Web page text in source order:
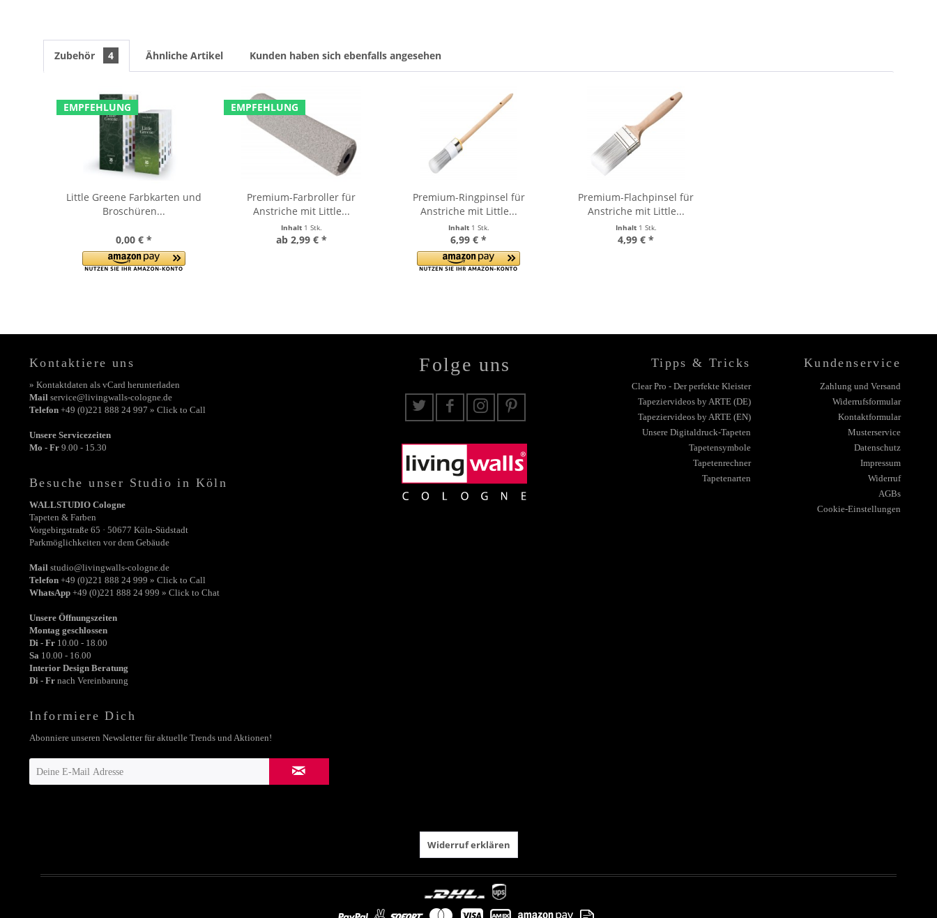
Zubehör 4 Ähnliche Artikel Kunden haben sich ebenfalls angesehen
EMPFEHLUNG
Little Greene Farbkarten und
Broschüren...
0,00 € *
EMPFEHLUNG
Premium-Farbroller für
Anstriche mit Little...
Inhalt 1 Stk.
ab 2,99 € *
Premium-Ringpinsel für
Anstriche mit Little...
Inhalt 1 Stk.
6,99 € *
Premium-Flachpinsel für
Anstriche mit Little...
Inhalt 1 Stk.
4,99 € *
Kontaktiere uns
» Kontaktdaten als vCard herunterladen
Mail service@livingwalls-cologne.de
Telefon +49 (0)221 888 24 997 » Click to Call
Unsere Servicezeiten
Mo - Fr 9.00 - 15.30
Besuche unser Studio in Köln
WALLSTUDIO Cologne
Tapeten & Farben
Vorgebirgstraße 65 · 50677 Köln-Südstadt
Parkmöglichkeiten vor dem Gebäude
Mail studio@livingwalls-cologne.de
Telefon +49 (0)221 888 24 999 » Click to Call
WhatsApp +49 (0)221 888 24 999 » Click to Chat
Unsere Öffnungszeiten
Montag geschlossen
Di - Fr 10.00 - 18.00
Sa 10.00 - 16.00
Interior Design Beratung
Di - Fr nach Vereinbarung
Informiere Dich
Abonniere unseren Newsletter für aktuelle Trends und Aktionen!
Tipps & Tricks
Clear Pro - Der perfekte Kleister
Tapeziervideos by ARTE (DE)
Tapeziervideos by ARTE (EN)
Unsere Digitaldruck-Tapeten
Tapetensymbole
Tapetenrechner
Tapetenarten
Kundenservice
Zahlung und Versand
Widerrufsformular
Kontaktformular
Musterservice
Datenschutz
Impressum
Widerruf
AGBs
Cookie-Einstellungen
Folge uns
Widerruf erklären